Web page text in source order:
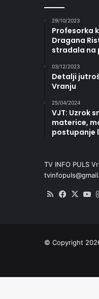
29/10/2023
Profesorka
Dragana
stradala na
03/12/2023
Detalji
Vranju
25/04/2024
VJT: Uzrok
materice,
postupanje
TV INFO PULS
RSS X
© Copyright